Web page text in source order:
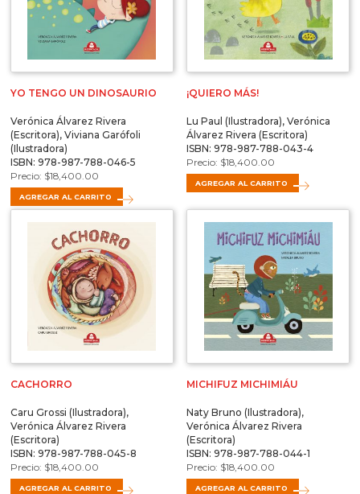
YO TENGO UN DINOSAURIO
Verónica Álvarez Rivera
(Escritora), Viviana Garófoli
(Ilustradora)
ISBN: 978-987-788-046-5
$18,400.00
AGREGAR AL CARRITO
¡QUIERO MÁS!
Lu Paul (Ilustradora), Verónica
Álvarez Rivera (Escritora)
ISBN: 978-987-788-043-4
$18,400.00
AGREGAR AL CARRITO
CACHORRO
Caru Grossi (Ilustradora),
Verónica Álvarez Rivera
(Escritora)
ISBN: 978-987-788-045-8
$18,400.00
AGREGAR AL CARRITO
MICHIFUZ MICHIMIÁU
Naty Bruno (Ilustradora),
Verónica Álvarez Rivera
(Escritora)
ISBN: 978-987-788-044-1
$18,400.00
AGREGAR AL CARRITO